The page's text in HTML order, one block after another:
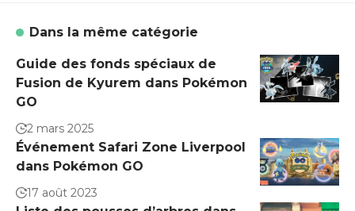
Dans la même catégorie
Guide des fonds spéciaux de
Fusion de Kyurem dans Pokémon
GO
2 mars 2025
Événement Safari Zone Liverpool
dans Pokémon GO
17 août 2023